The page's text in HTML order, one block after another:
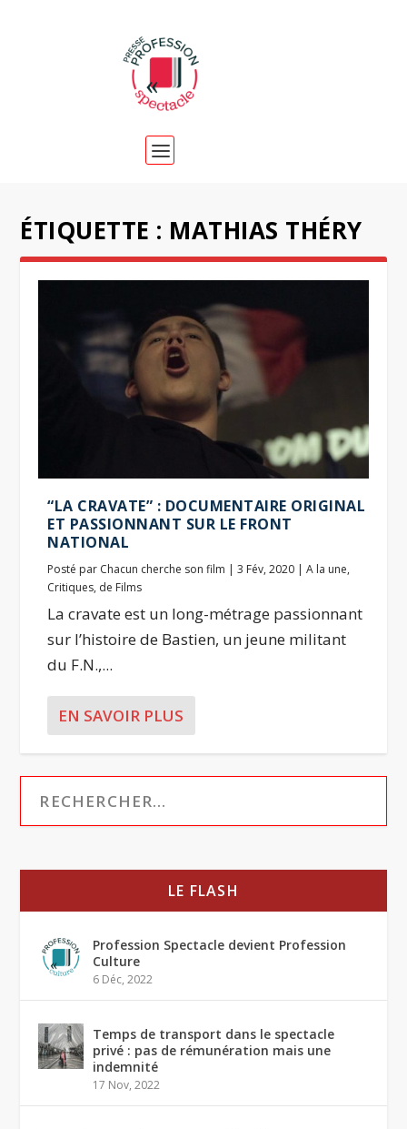
ÉTIQUETTE : MATHIAS THÉRY
“LA CRAVATE” : DOCUMENTAIRE ORIGINAL
ET PASSIONNANT SUR LE FRONT
NATIONAL
Posté par Chacun cherche son film |3 Fév, 2020 |A la une,
Critiques, de Films
La cravate est un long-métrage passionnant
sur l’histoire de Bastien, un jeune militant
du F.N.,...
EN SAVOIR PLUS
LE FLASH
Profession Spectacle devient Profession
Culture
6 Déc, 2022
Temps de transport dans le spectacle
privé : pas de rémunération mais une
indemnité
17 Nov, 2022